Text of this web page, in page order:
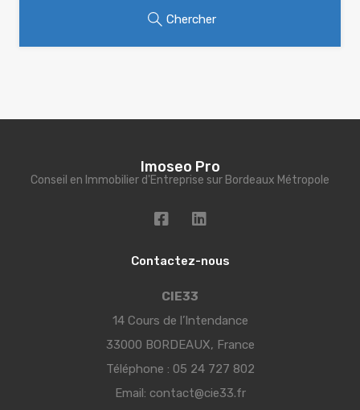
Chercher
Imoseo Pro
Conseil en Immobilier d'Entreprise sur Bordeaux Métropole
Contactez-nous
CIE33
14 Cours de l’Intendance
33000 BORDEAUX, France
Téléphone : 05 24 727 802
Email: contact@cie33.fr